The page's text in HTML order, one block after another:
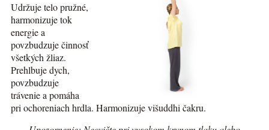
Udržuje telo pružné,
harmonizuje tok
energie a
povzbudzuje činnosť
všetkých žliaz.
Prehlbuje dych,
povzbudzuje
trávenie a pomáha
pri ochoreniach hrdla. Harmonizuje višuddhi čakru.